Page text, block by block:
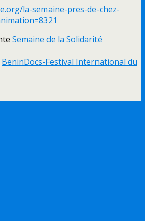
la-semaine-pres-de-chez-
Semaine de la Solidarité
BeninDocs-Festival International du